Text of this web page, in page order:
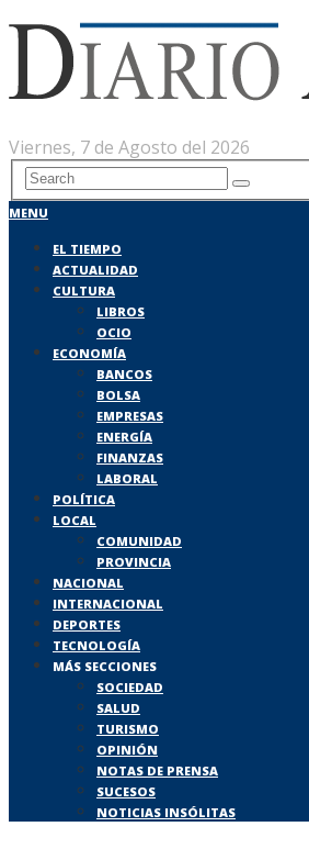
Viernes, 7 de Agosto del 2026
MENU
EL TIEMPO
ACTUALIDAD
CULTURA
LIBROS
OCIO
ECONOMÍA
BANCOS
BOLSA
EMPRESAS
ENERGÍA
FINANZAS
LABORAL
POLÍTICA
LOCAL
COMUNIDAD
PROVINCIA
NACIONAL
INTERNACIONAL
DEPORTES
TECNOLOGÍA
MÁS SECCIONES
SOCIEDAD
SALUD
TURISMO
OPINIÓN
NOTAS DE PRENSA
SUCESOS
NOTICIAS INSÓLITAS